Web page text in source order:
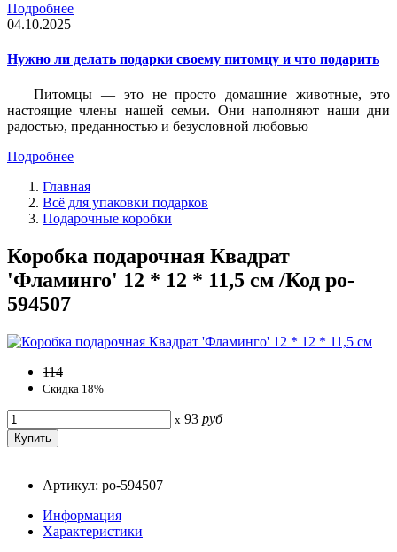
Подробнее
04.10.2025
Нужно ли делать подарки своему питомцу и что подарить
Питомцы — это не просто домашние животные, это
настоящие члены нашей семьи. Они наполняют наши дни
радостью, преданностью и безусловной любовью
Подробнее
Главная
Всё для упаковки подарков
Подарочные коробки
Коробка подарочная Квадрат
'Фламинго' 12 * 12 * 11,5 см /Код po-
594507
114
Скидка 18%
x 93 руб
Артикул: po-594507
Информация
Характеристики